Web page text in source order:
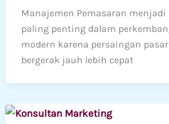
Manajemen Pemasaran
paling penting dalam
modern karena persaingan
bergerak jauh lebih cepat